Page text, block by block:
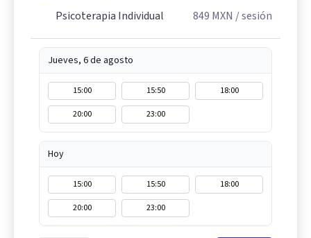
Psicoterapia Individual
849 MXN / sesión
Jueves, 6 de agosto
15:00 15:50
18:00
20:00
23:00
Hoy
15:00 15:50
18:00
20:00
23:00